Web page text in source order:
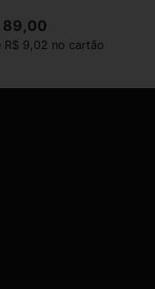
R$ 9,02 no cartão